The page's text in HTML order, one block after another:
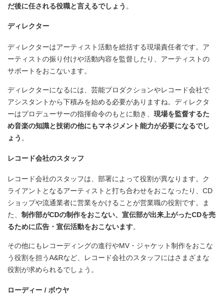
だ後に任される役職と言えるでしょう 。
ディレクター
ディレクターはアーティスト活動を総括する現場責任者です。ア
ーティストの振り付けや活動内容を監督したり、アーティストの
サポートをおこないます。
ディレクターになるには、芸能プロダクションやレコード会社で
アシスタントから下積みを始める必要がありますね。ディレクタ
ーはプロデューサーの指揮命令のもとに動き、 現場を監督するた
め音楽の知識と技術の他にもマネジメント能力が必要になるでし
ょう 。
レコード会社のスタッフ
レコード会社のスタッフは、部署によって役割が異なります。ク
ライアントとなるアーティストと打ち合わせをおこなったり、CD
ショップや流通業者に営業をかけることが営業職の役割です。ま
た、 制作部がCDの制作をおこない、宣伝部が出来上がったCDを売
るために広告・宣伝活動をおこないます。
その他にもレコーディングの進行やMV・ジャケット制作をおこな
う役割を担うA&Rなど、レコード会社のスタッフにはさまざまな
役割が求められるでしょう。
ローディー / ボウヤ